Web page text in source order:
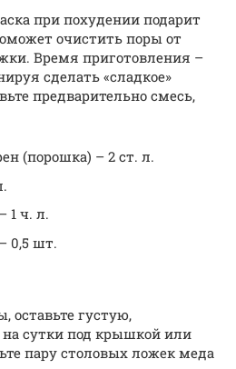
при похудении подарит
очистить поры от
Время приготовления –
сделать «сладкое»
предварительно смесь,
(порошка) – 2 ст. л.
1 ч. л.
0,5 шт.
оставьте густую,
на сутки под крышкой или
пару столовых ложек меда